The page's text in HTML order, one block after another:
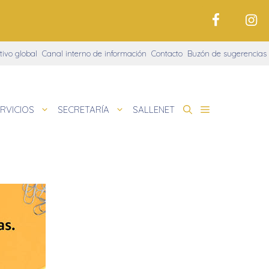
global Canal interno de información Contacto Buzón de sugerencias
didácticas
justo
SECRETARÍA SALLENET